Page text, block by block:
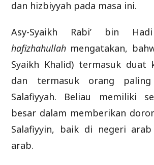
dan hizbiyyah pada masa ini.
Asy-Syaikh Rabi’ bin
hafizhahullah mengatakan,
Syaikh Khalid) termasuk duat
dan termasuk orang
Salafiyyah. Beliau memiliki
besar dalam memberikan
Salafiyyin, baik di negeri
arab.